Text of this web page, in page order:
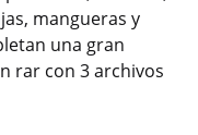
mangueras y
una gran
rar con 3 archivos